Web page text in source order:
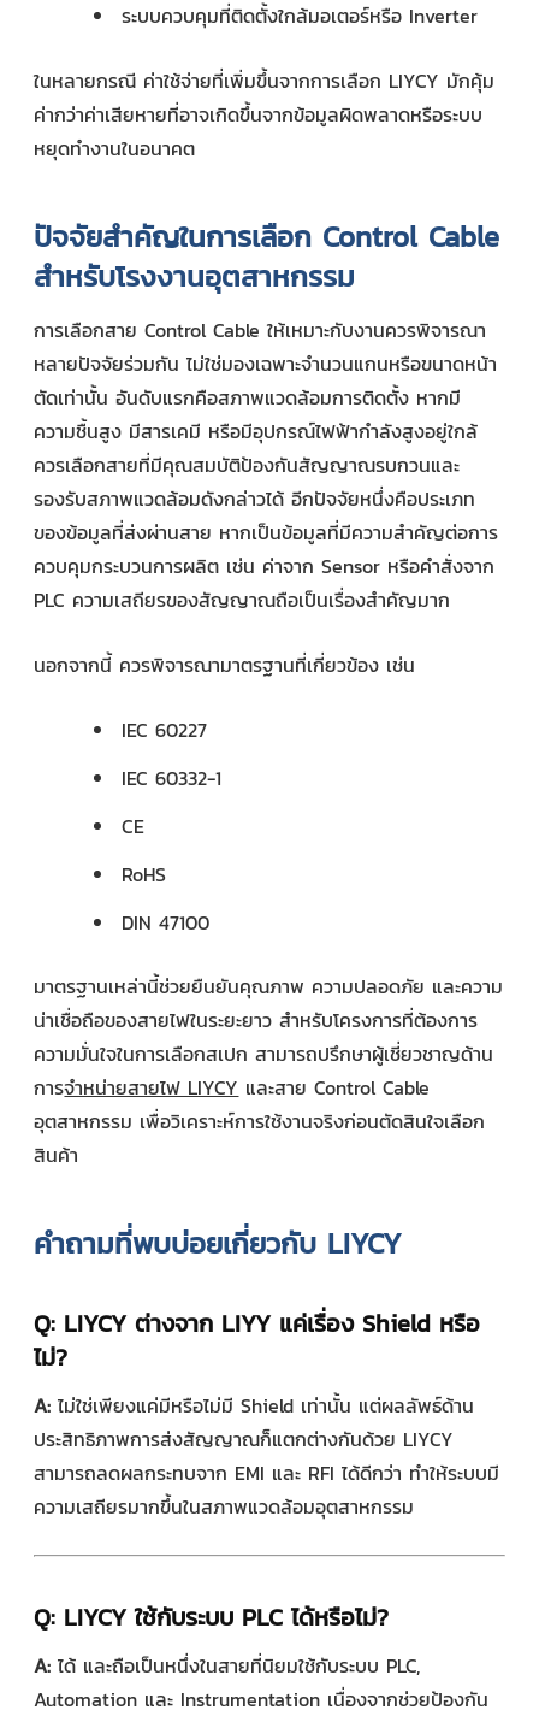
ระบบควบคุมที่ติดตั้งใกล้มอเตอร์หรือ Inverter
ในหลายกรณี ค่าใช้จ่ายที่เพิ่มขึ้นจากการเลือก LIYCY มักคุ้ม
ค่ากว่าค่าเสียหายที่อาจเกิดขึ้นจากข้อมูลผิดพลาดหรือระบบ
หยุดทำงานในอนาคต
ปัจจัยสำคัญในการเลือก Control Cable
สำหรับโรงงานอุตสาหกรรม
การเลือกสาย Control Cable ให้เหมาะกับงานควรพิจารณา
หลายปัจจัยร่วมกัน ไม่ใช่มองเฉพาะจำนวนแกนหรือขนาดหน้า
ตัดเท่านั้น อันดับแรกคือสภาพแวดล้อมการติดตั้ง หากมี
ความชื้นสูง มีสารเคมี หรือมีอุปกรณ์ไฟฟ้ากำลังสูงอยู่ใกล้
ควรเลือกสายที่มีคุณสมบัติป้องกันสัญญาณรบกวนและ
รองรับสภาพแวดล้อมดังกล่าวได้ อีกปัจจัยหนึ่งคือประเภท
ของข้อมูลที่ส่งผ่านสาย หากเป็นข้อมูลที่มีความสำคัญต่อการ
ควบคุมกระบวนการผลิต เช่น ค่าจาก Sensor หรือคำสั่งจาก
PLC ความเสถียรของสัญญาณถือเป็นเรื่องสำคัญมาก
นอกจากนี้ ควรพิจารณามาตรฐานที่เกี่ยวข้อง เช่น
IEC 60227
IEC 60332-1
CE
RoHS
DIN 47100
มาตรฐานเหล่านี้ช่วยยืนยันคุณภาพ ความปลอดภัย และความ
น่าเชื่อถือของสายไฟในระยะยาว สำหรับโครงการที่ต้องการ
ความมั่นใจในการเลือกสเปก สามารถปรึกษาผู้เชี่ยวชาญด้าน
การจำหน่ายสายไฟ LIYCY และสาย Control Cable
อุตสาหกรรม เพื่อวิเคราะห์การใช้งานจริงก่อนตัดสินใจเลือก
สินค้า
คำถามที่พบบ่อยเกี่ยวกับ LIYCY
Q: LIYCY ต่างจาก LIYY แค่เรื่อง Shield หรือ
ไม่?
A: ไม่ใช่เพียงแค่มีหรือไม่มี Shield เท่านั้น แต่ผลลัพธ์ด้าน
ประสิทธิภาพการส่งสัญญาณก็แตกต่างกันด้วย LIYCY
สามารถลดผลกระทบจาก EMI และ RFI ได้ดีกว่า ทำให้ระบบมี
ความเสถียรมากขึ้นในสภาพแวดล้อมอุตสาหกรรม
Q: LIYCY ใช้กับระบบ PLC ได้หรือไม่?
A: ได้ และถือเป็นหนึ่งในสายที่นิยมใช้กับระบบ PLC,
Automation และ Instrumentation เนื่องจากช่วยป้องกัน